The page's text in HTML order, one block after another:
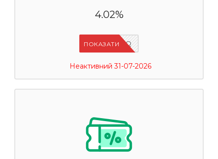
4.02%
IFP94JWQ
ПОКАЗАТИ
Неактивний 31-07-2026